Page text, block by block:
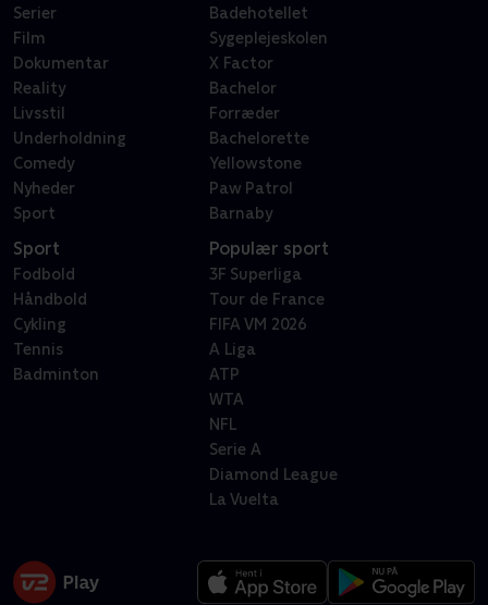
Serier
Film
Dokumentar
Reality
Livsstil
Underholdning
Comedy
Nyheder
Sport
Badehotellet
Sygeplejeskolen
X Factor
Bachelor
Forræder
Bachelorette
Yellowstone
Paw Patrol
Barnaby
Sport
Fodbold
Håndbold
Cykling
Tennis
Badminton
Populær sport
3F Superliga
Tour de France
FIFA VM 2026
A Liga
ATP
WTA
NFL
Serie A
Diamond League
La Vuelta